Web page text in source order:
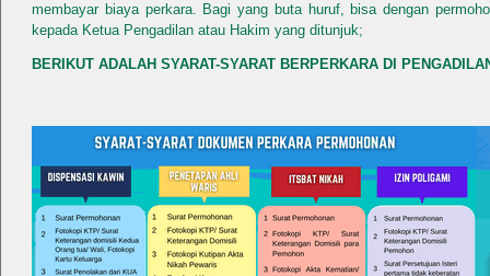
membayar biaya perkara. Bagi yang buta huruf, bisa dengan
kepada Ketua Pengadilan atau Hakim yang ditunjuk;
BERIKUT ADALAH SYARAT-SYARAT BERPERKARA DI